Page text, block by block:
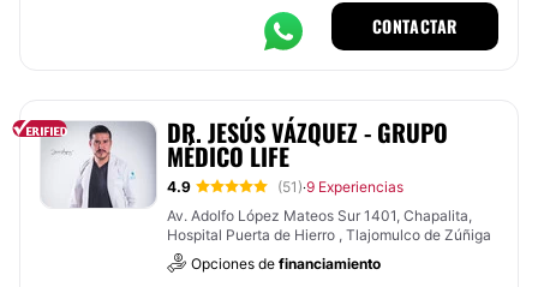
CONTACTAR
DR. JESÚS VÁZQUEZ - GRUPO
MÉDICO LIFE
4.9 (51)·9 Experiencias
Av. Adolfo López Mateos Sur 1401, Chapalita,
Hospital Puerta de Hierro , Tlajomulco de Zúñiga
Opciones de financiamiento